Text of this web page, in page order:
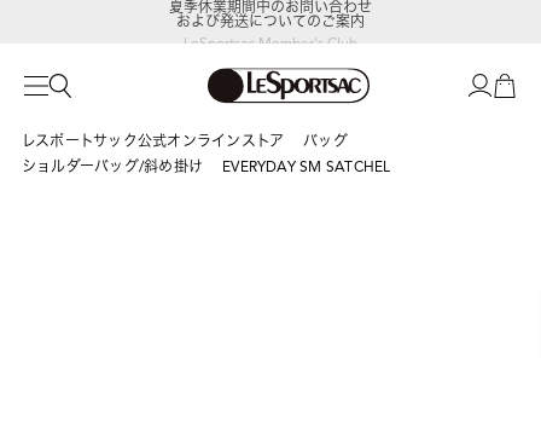
LeSportsac Member's Club
ポイントアップキャンペーン開催中
および発送についてのご案内
レスポートサック公式オンラインストア
バッグ
ショルダーバッグ/斜め掛け
EVERYDAY SM SATCHEL